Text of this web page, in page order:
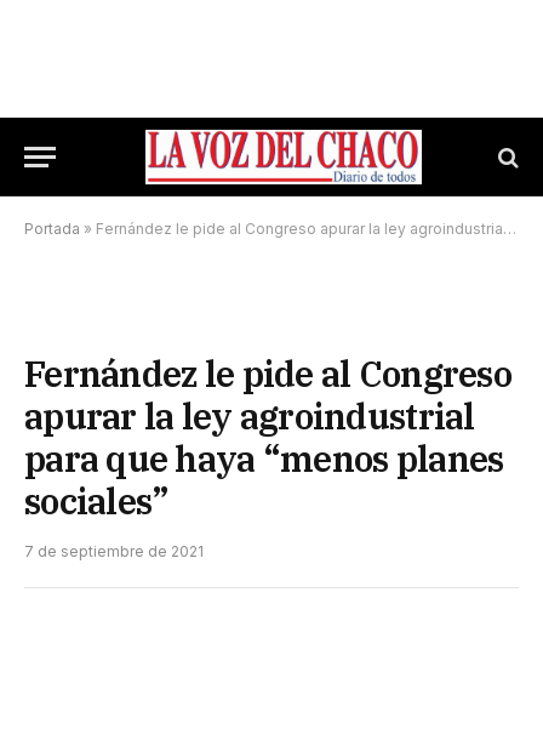
Portada » Fernández le pide al Congreso apurar la ley agroindustrial para que haya “menos planes sociales”
Fernández le pide al Congreso
apurar la ley agroindustrial
para que haya “menos planes
sociales”
7 de septiembre de 2021